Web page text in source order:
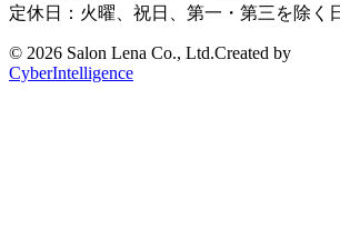
定休日：火曜、祝日、第一・第三を除く
© 2026 Salon Lena Co., Ltd.Created by
CyberIntelligence